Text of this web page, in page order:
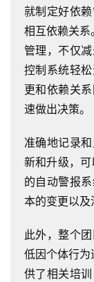
与
持
解
系
就制定好依
相互依赖关
管理，不仅
控制系统轻
更和依赖关
速做出决策。
准确地记录
新和升级，
的自动警报
本的变更以及
此外，整个
低因个体行为
供了相关培